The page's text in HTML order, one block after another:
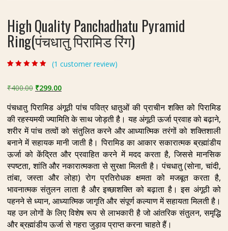
High Quality Panchadhatu Pyramid
Ring(पंचधातु पिरामिड रिंग)
customer rating
(1 customer review)
₹400.00 Original
was:
₹400.00.
₹299.00Current
is:
₹299.00.
पंचधातु पिरामिड अंगूठी पांच पवित्र धातुओं की प्राचीन शक्ति को पिरामिड
की रहस्यमयी ज्यामिति के साथ जोड़ती है। यह अंगूठी ऊर्जा प्रवाह को बढ़ाने,
शरीर में पांच तत्वों को संतुलित करने और आध्यात्मिक तरंगों को शक्तिशाली
बनाने में सहायक मानी जाती है। पिरामिड का आकार सकारात्मक ब्रह्मांडीय
ऊर्जा को केंद्रित और प्रवाहित करने में मदद करता है, जिससे मानसिक
स्पष्टता, शांति और नकारात्मकता से सुरक्षा मिलती है। पंचधातु (सोना, चांदी,
तांबा, जस्ता और लोहा) रोग प्रतिरोधक क्षमता को मजबूत करता है,
भावनात्मक संतुलन लाता है और इच्छाशक्ति को बढ़ाता है। इस अंगूठी को
पहनने से ध्यान, आध्यात्मिक जागृति और संपूर्ण कल्याण में सहायता मिलती है।
यह उन लोगों के लिए विशेष रूप से लाभकारी है जो आंतरिक संतुलन, समृद्धि
और ब्रह्मांडीय ऊर्जा से गहरा जुड़ाव प्राप्त करना चाहते हैं।